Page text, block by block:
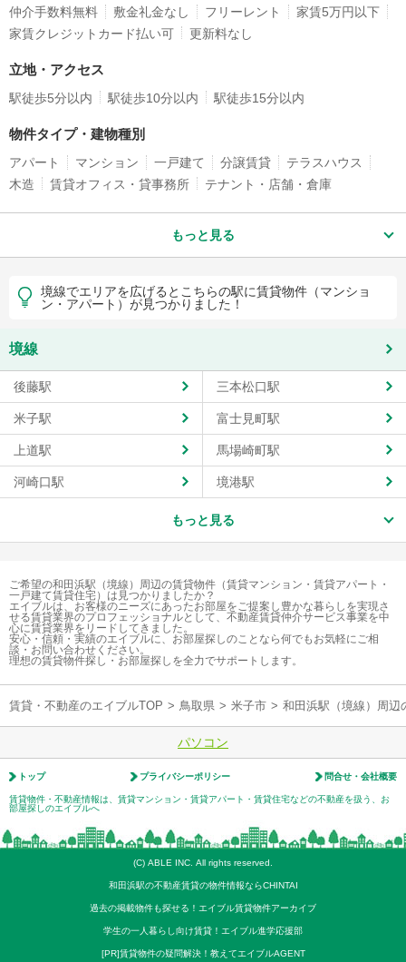
仲介手数料無料
敷金礼金なし フリーレント
家賃5万円以下
家賃クレジットカード払い可
更新料なし
立地・アクセス
駅徒歩5分以内 駅徒歩10分以内 駅徒歩15分以内
物件タイプ・建物種別
アパート マンション 一戸建て 分譲賃貸
テラスハウス
木造
賃貸オフィス・貸事務所 テナント・店舗・倉庫
もっと見る
境線でエリアを広げるとこちらの駅に賃貸物件（マンショ
ン・アパート）が見つかりました！
境線
後藤駅 三本松口駅
米子駅 富士見町駅
上道駅 馬場崎町駅
河崎口駅 境港駅
もっと見る
ご希望の和田浜駅（境線）周辺の賃貸物件（賃貸マンション・賃貸アパート・
一戸建て賃貸住宅）は見つかりましたか？
エイブルは、お客様のニーズにあったお部屋をご提案し豊かな暮らしを実現さ
せる賃貸業界のプロフェッショナルとして、不動産賃貸仲介サービス事業を中
心に賃貸業界をリードしてきました。
安心・信頼・実績のエイブルに、お部屋探しのことなら何でもお気軽にご相
談・お問い合わせください。
理想の賃貸物件探し・お部屋探しを全力でサポートします。
賃貸・不動産のエイブルTOP > 鳥取県 > 米子市 > 和田浜駅（境線）周辺
パソコン
トップ プライバシーポリシー 問合せ・会社概要
賃貸物件・不動産情報は、賃貸マンション・賃貸アパート・賃貸住宅などの不動産を扱う、お
部屋探しのエイブルへ
(C) ABLE INC. All rights reserved.
和田浜駅の不動産賃貸の物件情報ならCHINTAI
過去の掲載物件も探せる！エイブル賃貸物件アーカイブ
学生の一人暮らし向け賃貸！エイブル進学応援部
[PR]賃貸物件の疑問解決！教えてエイブルAGENT